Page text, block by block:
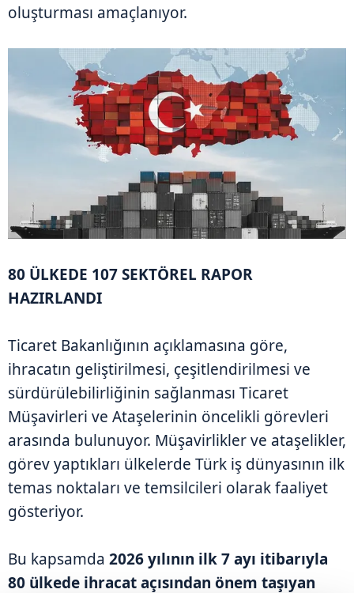
oluşturması amaçlanıyor.
80 ÜLKEDE 107 SEKTÖREL RAPOR
HAZIRLANDI
Ticaret Bakanlığının açıklamasına göre,
ihracatın geliştirilmesi, çeşitlendirilmesi ve
sürdürülebilirliğinin sağlanması Ticaret
Müşavirleri ve Ataşelerinin öncelikli görevleri
arasında bulunuyor. Müşavirlikler ve ataşelikler,
görev yaptıkları ülkelerde Türk iş dünyasının ilk
temas noktaları ve temsilcileri olarak faaliyet
gösteriyor.
Bu kapsamda 2026 yılının ilk 7 ayı itibarıyla
80 ülkede ihracat açısından önem taşıyan